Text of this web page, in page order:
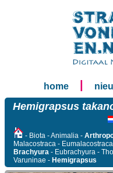
home
Hemigrapsus
- Biota - Animalia -
Malacostraca -
Brachyura - Eubrachyura -
Varuninae - Hemigrapsus